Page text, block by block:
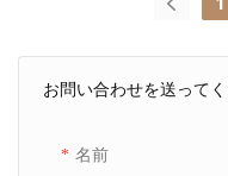
お問い合わせを送って
名前